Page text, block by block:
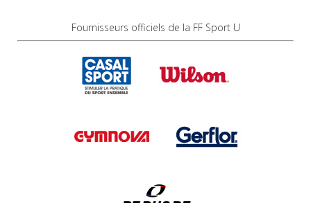
Fournisseurs officiels de la FF Sport U